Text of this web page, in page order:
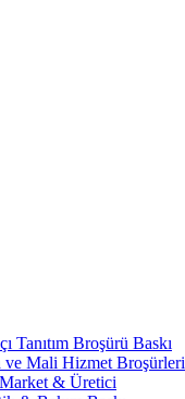
Tanıtım Broşürü Baskı
ve Mali Hizmet Broşürleri
& Üretici